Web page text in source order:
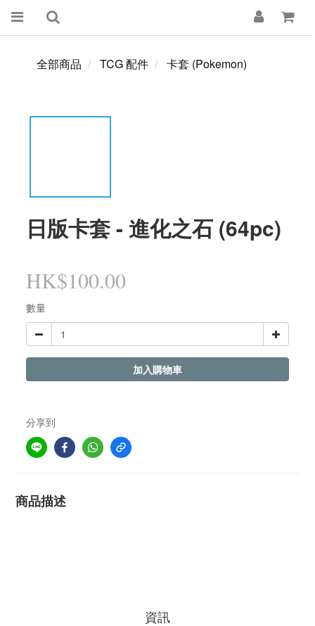
全部商品 TCG 配件 卡套 (Pokemon)
日版卡套 - 進化之石 (64pc)
HK$100.00
數量
加入購物車
分享到
商品描述
資訊